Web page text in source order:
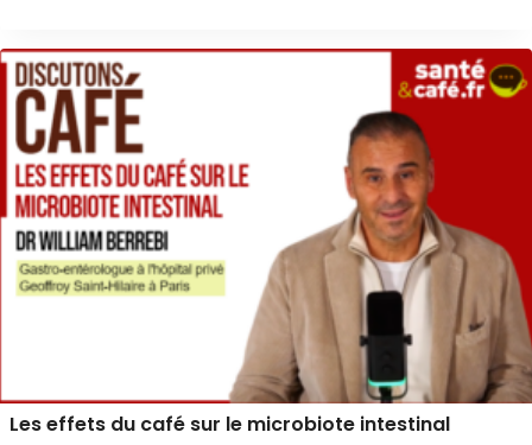
Les effets du café sur le microbiote intestinal